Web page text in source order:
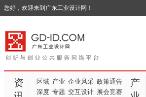
您好，欢迎来到广东工业设计网！
资
区域 产业 企业风采 政策通告
深度 专题 交互设计 展会竞赛
产